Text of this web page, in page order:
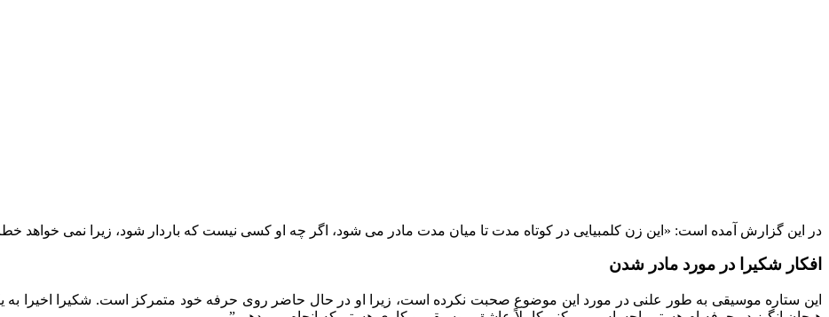
در این گزارش آمده است: «این زن کلمبیایی در کوتاه‌ مدت تا میان‌ مدت مادر می‌ شود، اگر چه او کسی نیست که باردار شود، زیرا نمی‌ خواهد خطرات مربوط به
افکار شکیرا در مورد مادر شدن
این ستاره موسیقی به طور علنی در مورد این موضوع صحبت نکرده است، زیرا او در حال حاضر روی حرفه خود متمرکز است. شکیرا اخیرا